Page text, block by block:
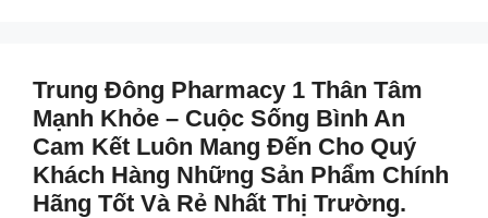
Trung Đông Pharmacy 1 Thân Tâm
Mạnh Khỏe – Cuộc Sống Bình An
Cam Kết Luôn Mang Đến Cho Quý
Khách Hàng Những Sản Phẩm Chính
Hãng Tốt Và Rẻ Nhất Thị Trường.